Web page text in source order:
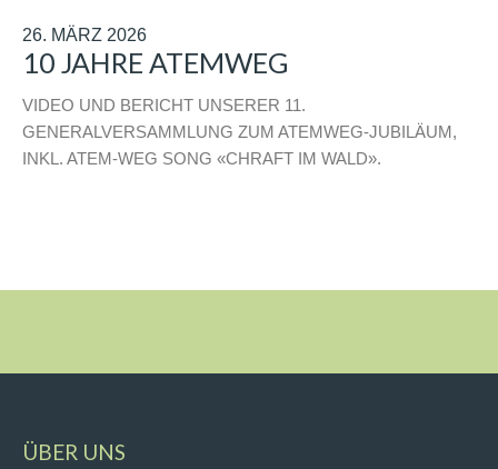
26. MÄRZ 2026
10 JAHRE ATEMWEG
VIDEO UND BERICHT UNSERER 11.
GENERALVERSAMMLUNG ZUM ATEMWEG-JUBILÄUM,
INKL. ATEM-WEG SONG «CHRAFT IM WALD».
ÜBER UNS